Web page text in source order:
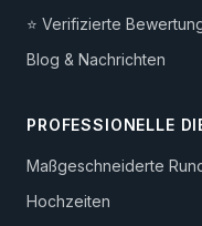
⭐ Verifizierte
Blog & Nachrichten
PROFESSIONELLE
Maßgeschneiderte
Hochzeiten